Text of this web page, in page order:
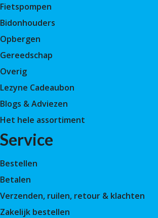
Fietspompen
Bidonhouders
Opbergen
Gereedschap
Overig
Lezyne Cadeaubon
Blogs & Adviezen
Het hele assortiment
Service
Bestellen
Betalen
Verzenden, ruilen, retour & klachten
Zakelijk bestellen